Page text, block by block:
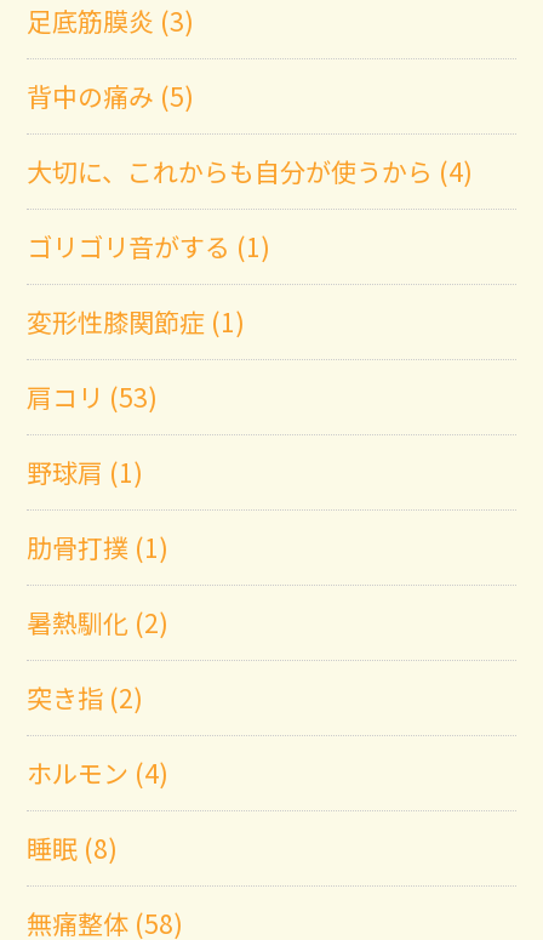
足底筋膜炎 (3)
背中の痛み (5)
大切に、これからも自分が使うから (4)
ゴリゴリ音がする (1)
変形性膝関節症 (1)
肩コリ (53)
野球肩 (1)
肋骨打撲 (1)
暑熱馴化 (2)
突き指 (2)
ホルモン (4)
睡眠 (8)
無痛整体 (58)